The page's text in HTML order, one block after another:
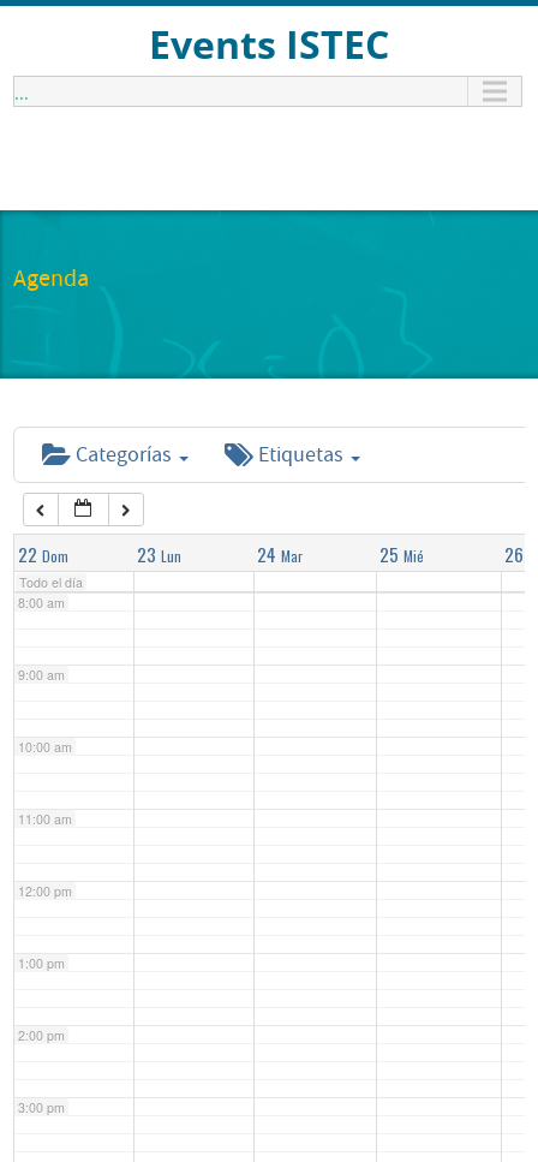
Events ISTEC
...
Agenda
Categorías Etiquetas
22 Dom 23 Lun 24 Mar 25 Mié 26
Todo el día
1:00 am
6:00 am
7:00 am
8:00 am
9:00 am
10:00 am
11:00 am
12:00 pm
1:00 pm
2:00 pm
3:00 pm